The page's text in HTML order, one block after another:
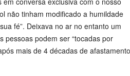
não tinham modificado a humildade
fé”. Deixava no ar no entanto um
pessoas podem ser “tocadas por
mais de 4 décadas de afastamento